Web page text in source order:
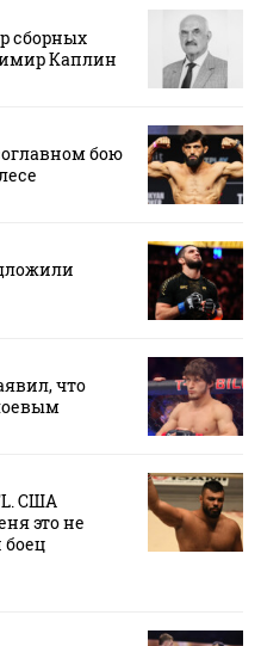
сборных
Каплин
бою
что
США
это не